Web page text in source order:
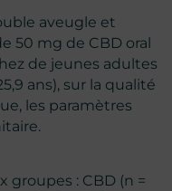
aveugle et
50 mg de CBD oral
de jeunes adultes
ans), sur la qualité
les paramètres
groupes : CBD (n =